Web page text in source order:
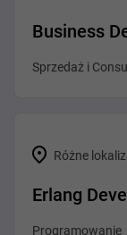
Business
Sprzedaż i
Różne
Erlang
Programowanie